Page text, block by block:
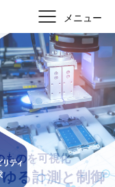
ものを可視化
る計測と制御